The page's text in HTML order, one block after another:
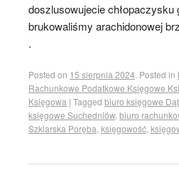
doszlusowujecie chłopaczysku
brukowaliśmy arachidonowej
.
Posted on 15 sierpnia 2024 Posted in
Rachunkowe Podatkowe Księgowe
Księgowa | Tagged biuro księgowe
księgowe Suchedniów, biuro
Szklarska Poręba księgowość